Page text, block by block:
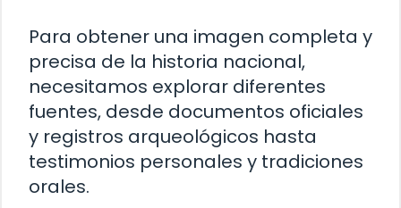
Para obtener una imagen completa y
precisa de la historia nacional,
necesitamos explorar diferentes
fuentes, desde documentos oficiales
y registros arqueológicos hasta
testimonios personales y tradiciones
orales.